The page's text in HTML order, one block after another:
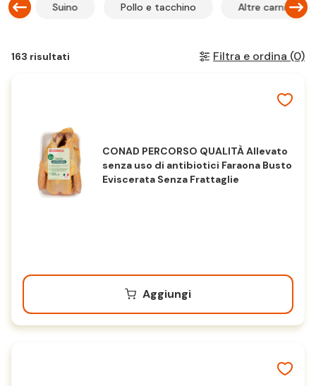
Suino Pollo e tacchino Altre carni
163 risultati Filtra e ordina (0)
CONAD PERCORSO QUALITÀ Allevato
senza uso di antibiotici Faraona Busto
Eviscerata Senza Frattaglie
Aggiungi